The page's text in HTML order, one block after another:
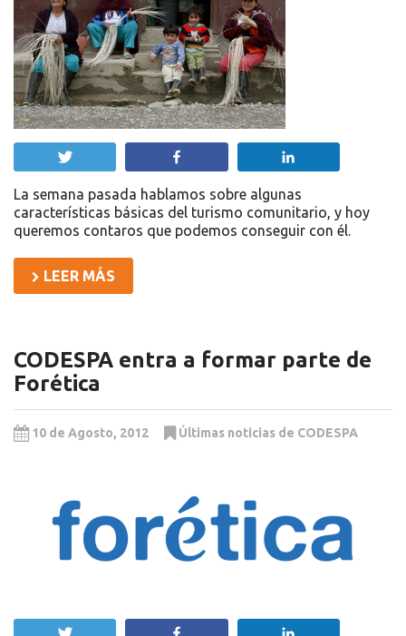
La semana pasada hablamos sobre algunas
características básicas del turismo comunitario, y hoy
queremos contaros que podemos conseguir con él.
LEER MÁS
CODESPA entra a formar parte de
Forética
10 de Agosto, 2012 Últimas noticias de CODESPA